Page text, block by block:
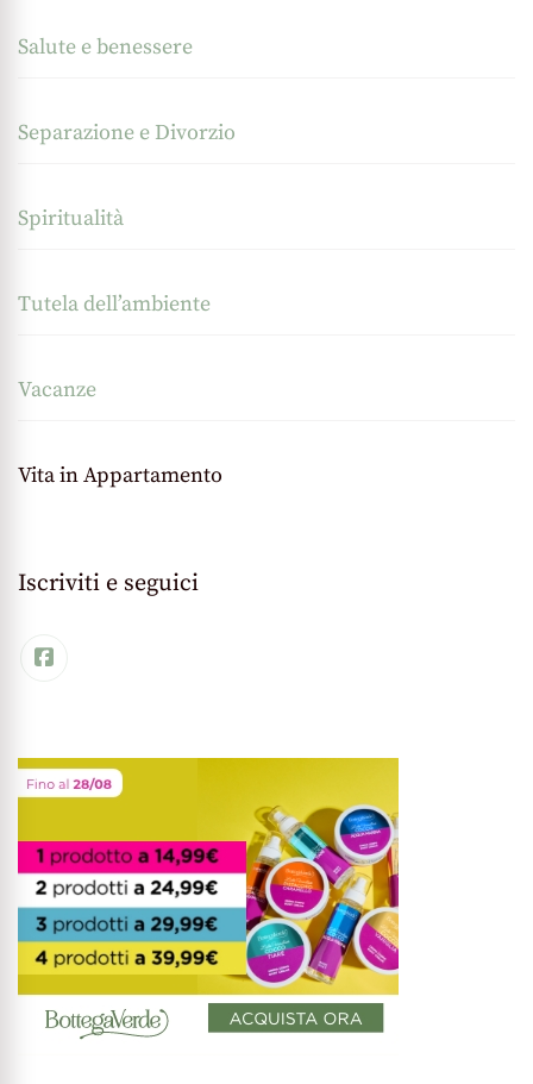
Salute e benessere
Separazione e Divorzio
Spiritualità
Tutela dell’ambiente
Vacanze
Vita in Appartamento
Iscriviti e seguici